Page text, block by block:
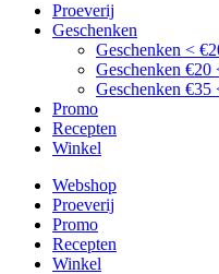
Proeverij
Geschenken
Geschenken <
Geschenken €20
Geschenken €35
Promo
Recepten
Winkel
Webshop
Proeverij
Promo
Recepten
Winkel